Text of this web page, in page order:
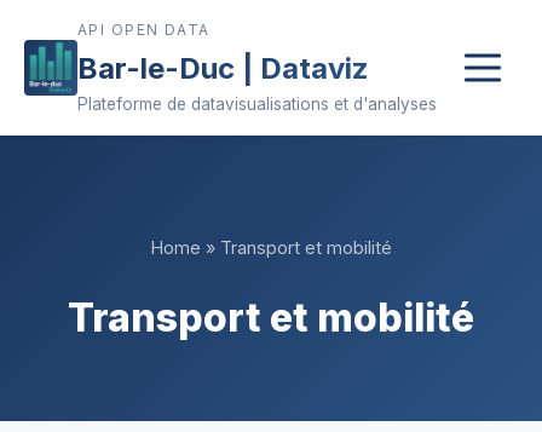
API OPEN DATA
Bar-le-Duc | Dataviz
Plateforme de datavisualisations et d'analyses
Home » Transport et mobilité
Transport et mobilité